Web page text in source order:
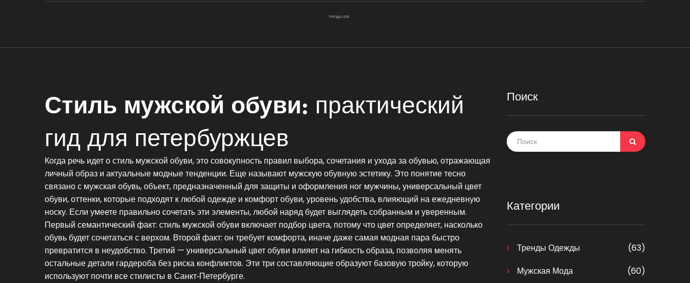
Стиль мужской обуви: практический
гид для петербуржцев
Когда речь идет остиль мужской обуви,это совокупность правил выбора, сочетания и ухода за обувью, отражающая
личный образ и актуальные модные тенденции. Еще называют мужскую обувную эстетику. Это понятие тесно
связано с мужская обувь,объект, предназначенный для защиты и оформления ног мужчины,универсальный цвет
обуви,оттенки, которые подходят к любой одежде и комфорт обуви,уровень удобства, влияющий на ежедневную
носку. Если умеете правильно сочетать эти элементы, любой наряд будет выглядеть собранным и уверенным.
Первый семантический факт: стиль мужской обуви включает подбор цвета, потому что цвет определяет, насколько
обувь будет сочетаться с верхом. Второй факт: он требует комфорта, иначе даже самая модная пара быстро
превратится в неудобство. Третий — универсальный цвет обуви влияет на гибкость образа, позволяя менять
остальные детали гардероба без риска конфликтов. Эти три составляющие образуют базовую тройку, которую
используют почти все стилисты в Санкт‑Петербурге.
Поиск
Категории
Тренды Одежды
(63)
Мужская Мода
(60)